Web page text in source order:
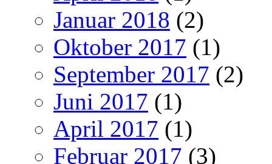
Januar 2018 (2)
Oktober 2017 (1)
September 2017 (2)
Juni 2017 (1)
April 2017 (1)
Februar 2017 (3)